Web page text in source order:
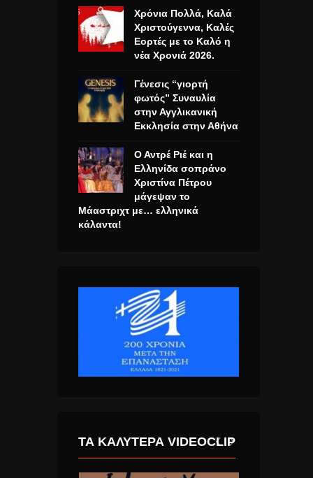
Χρόνια Πολλά, Καλά
Χριστούγεννα, Καλές
Εορτές με το Καλό η
νέα Χρονιά 2026.
Γένεσις “γιορτή
φωτός” Συναυλία
στην Αγγλικανική
Εκκλησία στην Αθήνα
Ο Αντρέ Ριέ και η
Ελληνίδα σοπράνο
Χριστίνα Πέτρου
μάγεψαν το
Μάαστριχτ με… ελληνικά
κάλαντα!
ΤΑ ΚΑΛΎΤΕΡΑ VIDEOCLIP